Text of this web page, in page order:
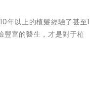
年以上的植髮經驗了甚至1
豐富的醫生，才是對于植